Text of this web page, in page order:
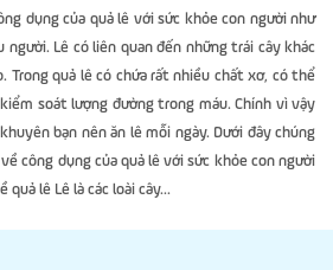
dụng của quả lê với sức khỏe con người như
người. Lê có liên quan đến những trái cây khác
Trong quả lê có chứa rất nhiều chất xơ, có thể
soát lượng đường trong máu. Chính vì vậy
bạn nên ăn lê mỗi ngày. Dưới đây chúng
công dụng của quả lê với sức khỏe con người
quả lê Lê là các loài cây...